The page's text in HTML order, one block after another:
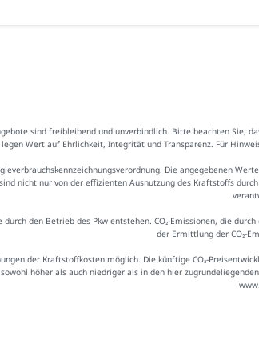
sind freibleibend und unverbindlich. Bitte beachten Sie,
Wert auf Ehrlichkeit, Integrität und Transparenz. Für
Die angegebenen
nicht nur von der effizienten Ausnutzung des Kraftstoffs
durch den Betrieb des Pkw entstehen. CO₂-Emissionen, die
der Ermittlung der CO₂-
der Kraftstoffkosten möglich. Die künftige CO₂-
sowohl höher als auch niedriger als in den hier